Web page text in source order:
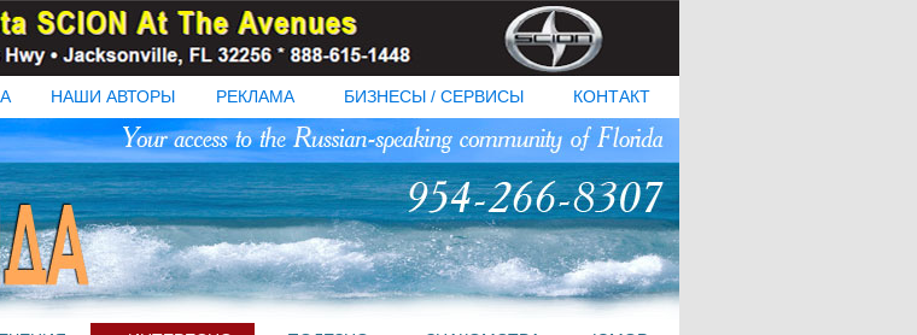
НАШИ АВТОРЫ РЕКЛАМА БИЗНЕСЫ / СЕРВИСЫ КОНТАКТ